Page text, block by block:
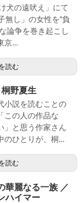
犬の遠吠え」にて
無し」の女性を“負
論争を巻き起こし
京...
読む
桐野夏生
小説を読むことの
この人の作品な
」と思う作家さん
のひとりが、桐...
読む
華麗なる一族 ／
ハイマー